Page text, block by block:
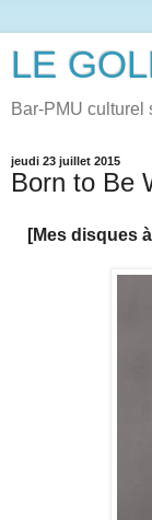
LE
Bar-PMU culturel
jeudi 23 juillet 2015
Born to Be
[Mes disques